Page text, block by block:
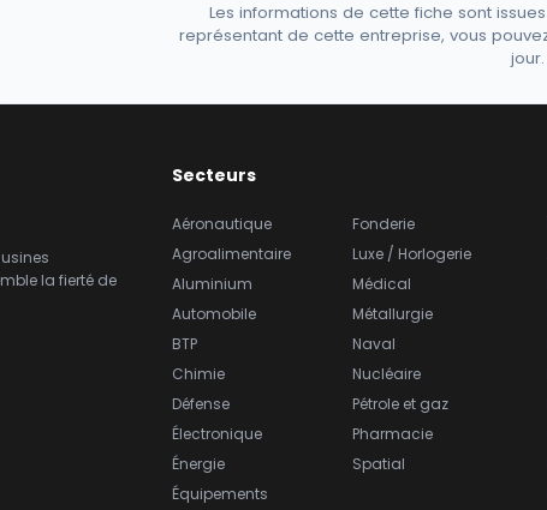
Les informations de cette fiche sont
représentant de cette entreprise, vous
jour.
la fierté de
Secteurs
Aéronautique
Agroalimentaire
Aluminium
Automobile
BTP
Chimie
Défense
Électronique
Énergie
Équipements
Fonderie
Luxe / Horlogerie
Médical
Métallurgie
Naval
Nucléaire
Pétrole et gaz
Pharmacie
Spatial